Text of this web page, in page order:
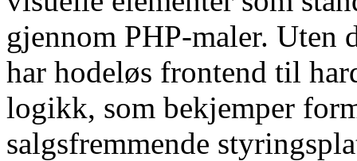
gjennom PHP-maler. Uten
har hodeløs frontend til
logikk, som bekjemper
salgsfremmende